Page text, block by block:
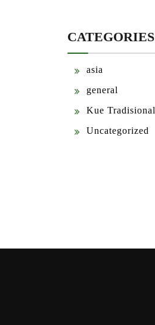
CATEGORIES
asia
general
Kue Tradisional
Uncategorized